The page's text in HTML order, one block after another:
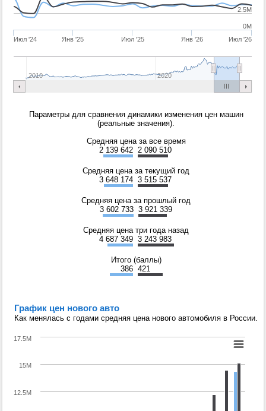
Июл '24 Янв '25 Июл '25 Янв '26 Июл '26
2010 2020
0M
2.5M
Параметры для сравнения динамики изменения цен машин
(реальные значения).
Средняя цена за все время
2 139 642 2 090 510
Средняя цена за текущий год
3 648 174 3 515 537
Средняя цена за прошлый год
3 602 733 3 921 339
Средняя цена три года назад
4 687 349 3 243 983
Итого (баллы)
386 421
График цен нового авто
Как менялась с годами средняя цена нового автомобиля в России.
12.5M
15M
17.5M